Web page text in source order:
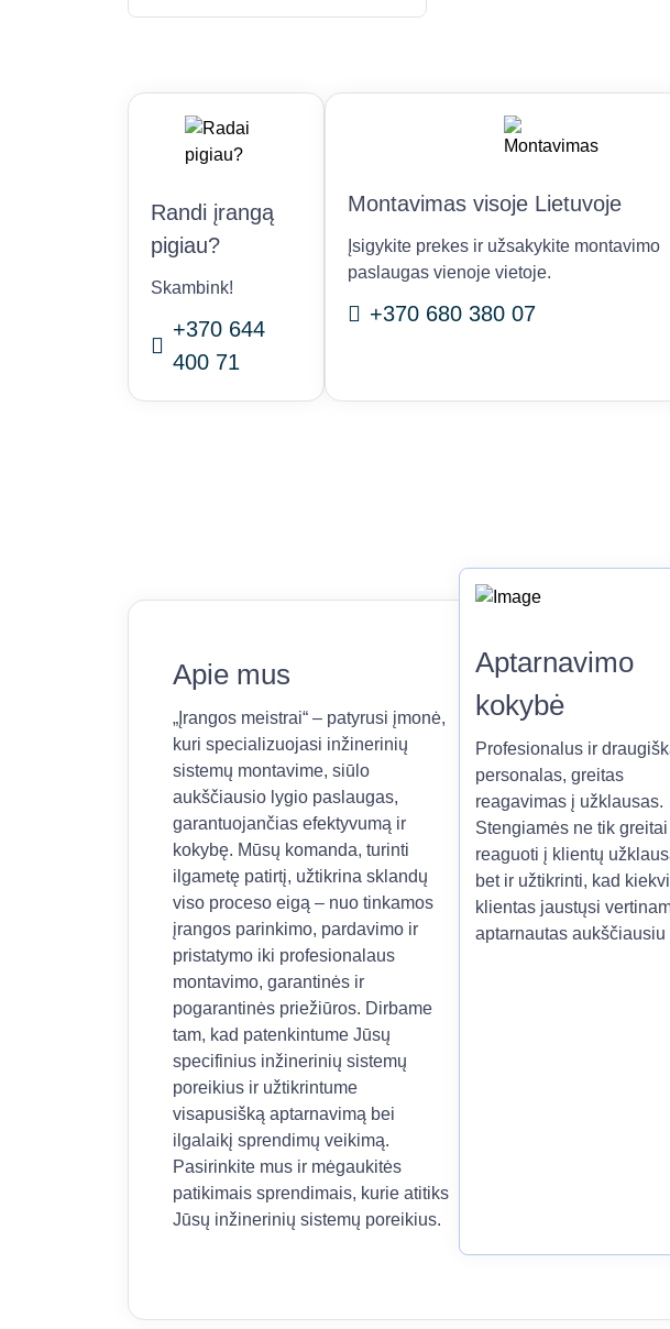
Randi įrangą
pigiau?
Skambink!
+370 644
400 71
Montavimas visoje Lietuvoje
Įsigykite prekes ir užsakykite montavimo
paslaugas vienoje vietoje.
+370 680 380 07
Apie mus
„Įrangos meistrai“ – patyrusi įmonė,
kuri specializuojasi inžinerinių
sistemų montavime, siūlo
aukščiausio lygio paslaugas,
garantuojančias efektyvumą ir
kokybę. Mūsų komanda, turinti
ilgametę patirtį, užtikrina sklandų
viso proceso eigą – nuo tinkamos
įrangos parinkimo, pardavimo ir
pristatymo iki profesionalaus
montavimo, garantinės ir
pogarantinės priežiūros. Dirbame
tam, kad patenkintume Jūsų
specifinius inžinerinių sistemų
poreikius ir užtikrintume
visapusišką aptarnavimą bei
ilgalaikį sprendimų veikimą.
Pasirinkite mus ir mėgaukitės
patikimais sprendimais, kurie atitiks
Jūsų inžinerinių sistemų poreikius.
Aptarnavimo
kokybė
Profesionalus ir
personalas, greitas
reagavimas į užklausas.
Stengiamės ne tik greitai
reaguoti į klientų
bet ir užtikrinti, kad
klientas jaustųsi
aptarnautas aukščiausiu